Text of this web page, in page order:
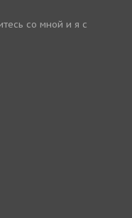
со мной и я с